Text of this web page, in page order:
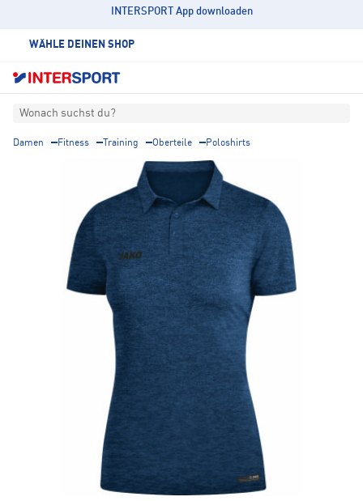
INTERSPORT App downloaden
WÄHLE DEINEN SHOP
Wonach suchst du?
Damen Fitness Training Oberteile Poloshirts